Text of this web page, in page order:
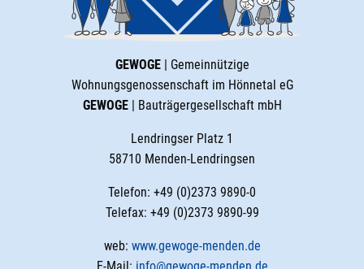
GEWOGE| Gemeinnützige
Wohnungsgenossenschaft im Hönnetal eG
GEWOGE| Bauträgergesellschaft mbH
Lendringser Platz 1
58710 Menden-Lendringsen
Telefon: +49 (0)2373 9890-0
Telefax: +49 (0)2373 9890-99
web: www.gewoge-menden.de